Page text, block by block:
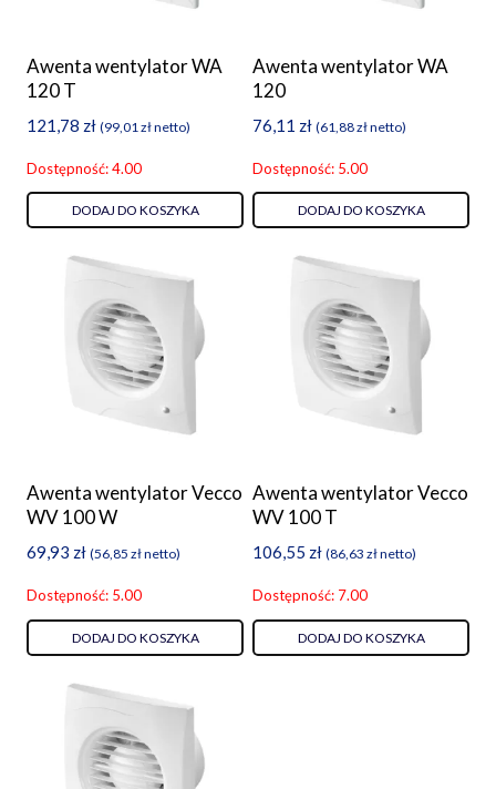
Awenta wentylator WA
120 T
121,78 zł (99,01 złnetto)
Dostępność: 4.00
DODAJ DO KOSZYKA
Awenta wentylator WA
120
76,11 zł (61,88złnetto)
Dostępność: 5.00
DODAJ DO KOSZYKA
Awenta wentylator Vecco
WV 100 W
69,93 zł (56,85 złnetto)
Dostępność: 5.00
DODAJ DO KOSZYKA
Awenta wentylator Vecco
WV 100 T
106,55 zł (86,63 złnetto)
Dostępność: 7.00
DODAJ DO KOSZYKA